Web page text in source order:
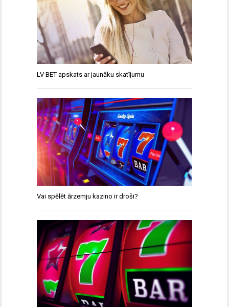
LV BET apskats ar jaunāku skatījumu
Vai spēlēt ārzemju kazino ir droši?